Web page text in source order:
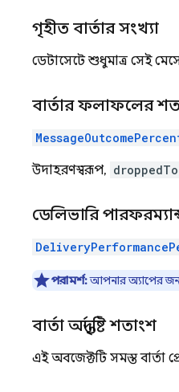
গৃহীত বার্তার সংখ্যা
ডেটাসেটে শুধুমাত্র সেই
বার্তার ফলাফলের
উদাহরণস্বরূপ,
ডেলিভারি
পরামর্শ:আপনার অ্যাপের
বার্তা অন্তর্দৃষ্টি শতাংশ
এই অবজেক্টটি সমস্ত বার্তা